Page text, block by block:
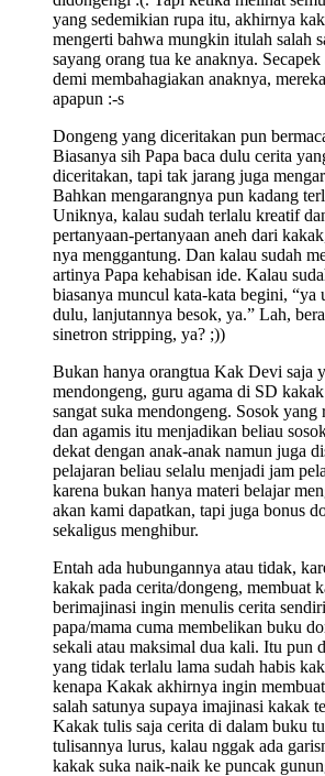
yang sedemikian rupa itu, akhirnya
mengerti bahwa mungkin itulah salah
sayang orang tua ke anaknya.
demi membahagiakan anaknya,
apapun :-s
Dongeng yang diceritakan pun
Biasanya sih Papa baca dulu cerita
diceritakan, tapi tak jarang juga
Bahkan mengarangnya pun kadang
Uniknya, kalau sudah terlalu kreatif
pertanyaan-pertanyaan aneh dari
nya menggantung. Dan kalau sudah
artinya Papa kehabisan ide. Kalau
biasanya muncul kata-kata begini, “ya
dulu, lanjutannya besok, ya.” Lah,
sinetron stripping, ya? ;))
Bukan hanya orangtua Kak Devi saja
mendongeng, guru agama di SD
sangat suka mendongeng. Sosok yang
dan agamis itu menjadikan beliau
dekat dengan anak-anak namun juga
pelajaran beliau selalu menjadi jam
karena bukan hanya materi belajar
akan kami dapatkan, tapi juga bonus
sekaligus menghibur.
Entah ada hubungannya atau tidak,
kakak pada cerita/dongeng, membuat
berimajinasi ingin menulis cerita
papa/mama cuma membelikan buku
sekali atau maksimal dua kali. Itu pun
yang tidak terlalu lama sudah habis
kenapa Kakak akhirnya ingin
salah satunya supaya imajinasi kakak
Kakak tulis saja cerita di dalam buku
tulisannya lurus, kalau nggak ada
kakak suka naik-naik ke puncak